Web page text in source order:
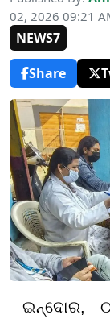
02, 2026 09:21
NEWS7
Share
ଇନ୍ଦୋର,